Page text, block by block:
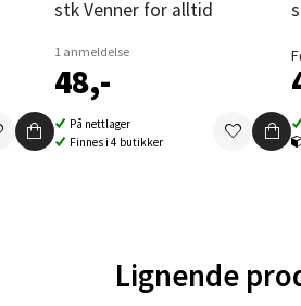
stk Venner for alltid
1 anmeldelse
48,-
På nettlager
Finnes i 4 butikker
Lignende
- Oasen Senter
Bernadottes vei 52, 5147 Fyllingsdalen
i dag 10-21